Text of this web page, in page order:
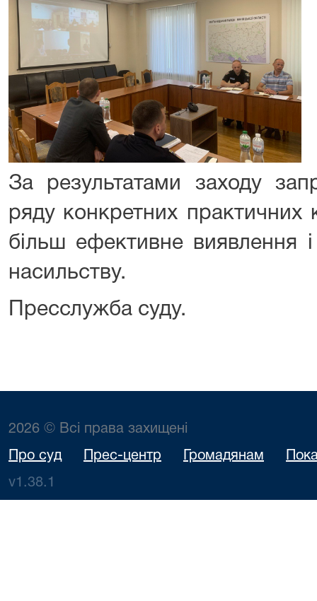
За результатами заходу
ряду конкретних практичних
більш ефективне виявлення
насильству.
Пресслужба суду.
2026 © Всі права захищені
Про суд Прес-центр Громадянам
v1.38.1